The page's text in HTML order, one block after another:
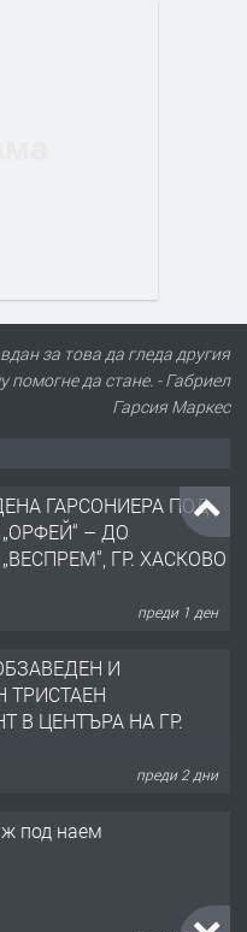
за това да гледа другия
помогне да стане. - Габриел
Гарсия Маркес
ГАРСОНИЕРА ПОД
– ДО
ГР. ХАСКОВО
И
ТРИСТАЕН
В ЦЕНТЪРА НА ГР.
преди 2 дни
под наем
преди 2 дни
Офис под наем в кв.